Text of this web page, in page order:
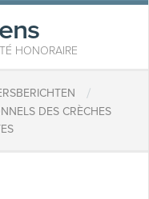
HONORAIRE
/
DES CRÈCHES